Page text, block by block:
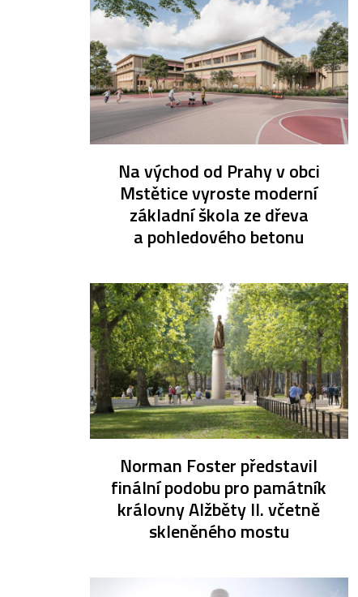
Na východ od Prahy v obci
Mstětice vyroste moderní
základní škola ze dřeva
a pohledového betonu
Norman Foster představil
finální podobu pro památník
královny Alžběty II. včetně
skleněného mostu